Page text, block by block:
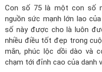
Con số 75 là một con số
nguồn sức mạnh lớn lao
số này được cho là luôn
nhiều điều tốt đẹp trong
mắn, phúc lộc dồi dào và
chạm tới đỉnh cao của danh